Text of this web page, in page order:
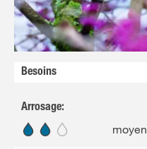
Besoins
Arrosage:
moyen